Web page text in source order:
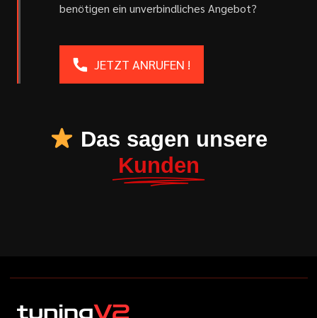
benötigen ein unverbindliches Angebot?
JETZT ANRUFEN !
Das sagen unsere
Kunden